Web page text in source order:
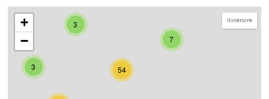
Itinéraire
7
3
3 54
+
−